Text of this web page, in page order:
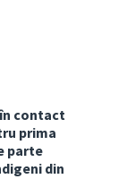
contact
prima
parte
din